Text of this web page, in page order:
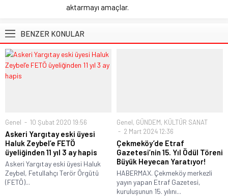
aktarmayı amaçlar.
BENZER KONULAR
Genel 10 Şubat 2020 19:56
Askeri Yargıtay eski üyesi
Haluk Zeybel’e FETÖ
üyeliğinden 11 yıl 3 ay hapis
Askeri Yargıtay eski üyesi Haluk
Zeybel, Fetullahçı Terör Örgütü
(FETÖ)...
Genel, GÜNDEM, KÜLTÜR SANAT
2 Mart 2024 12:36
Çekmeköy’de Etraf
Gazetesi’nin 15. Yıl Ödül Töreni
Büyük Heyecan Yaratıyor!
HABERMAX. Çekmeköy merkezli
yayın yapan Etraf Gazetesi,
kuruluşunun 15. yılını...